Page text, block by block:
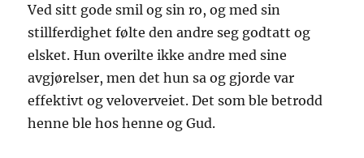
Ved sitt gode smil og sin ro, og med sin
stillferdighet følte den andre seg godtatt og
elsket. Hun overilte ikke andre med sine
avgjørelser, men det hun sa og gjorde var
effektivt og veloverveiet. Det som ble betrodd
henne ble hos henne og Gud.